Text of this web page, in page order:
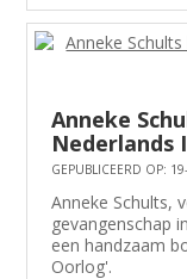
Anneke
Nederlands
GEPUBLICEERD OP:
Anneke Schults,
gevangenschap
een handzaam
Oorlog'.